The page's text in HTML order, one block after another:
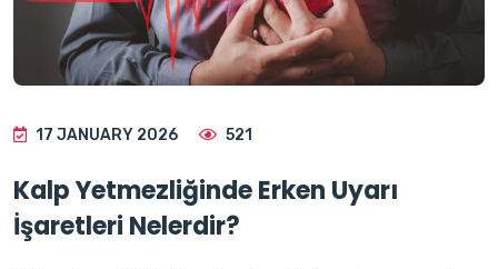
17 JANUARY 2026 521
Kalp Yetmezliğinde Erken Uyarı
İşaretleri Nelerdir?